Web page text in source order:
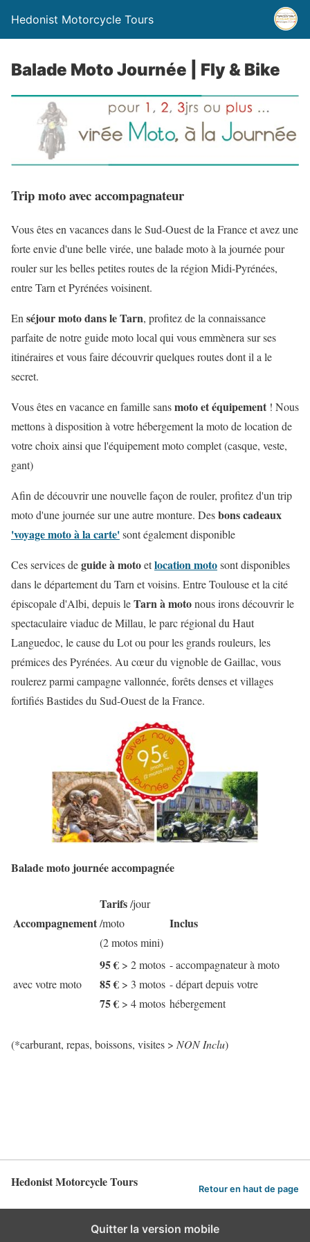
Hedonist Motorcycle Tours
Balade Moto Journée | Fly & Bike
Trip moto avec accompagnateur
Vous êtes en vacances dans le Sud-Ouest de la France et avez une
forte envie d'une belle virée, une balade moto à la journée pour
rouler sur les belles petites routes de la région Midi-Pyrénées,
entre Tarn et Pyrénées voisinent.
En séjour moto dans le Tarn, profitez de la connaissance
parfaite de notre guide moto local qui vous emmènera sur ses
itinéraires et vous faire découvrir quelques routes dont il a le
secret.
Vous êtes en vacance en famille sansmoto et équipement ! Nous
mettons à disposition à votre hébergement la moto de location de
votre choix ainsi que l'équipement moto complet (casque, veste,
gant)
Afin de découvrir une nouvelle façon de rouler, profitez d'un trip
moto d'une journée sur une autre monture. Desbons cadeaux
'voyage moto à la carte'sont également disponible
Ces services deguide à motoetlocation motosont disponibles
dans le département du Tarn et voisins. Entre Toulouse et la cité
épiscopale d'Albi, depuis leTarn à motonous irons découvrir le
spectaculaire viaduc de Millau, le parc régional du Haut
Languedoc, le cause du Lot ou pour les grands rouleurs, les
prémices des Pyrénées. Au cœur du vignoble de Gaillac, vous
roulerez parmi campagne vallonnée, forêts denses et villages
fortifiés Bastides du Sud-Ouest de la France.
Balade moto journée accompagnée
Accompagnement
Tarifs/jour
/moto
(2 motos mini)
Inclus
avec votre moto
95 € > 2 motos
85 € > 3 motos
75 € > 4 motos
- accompagnateur à moto
- départ depuis votre
hébergement
(*carburant, repas, boissons, visites > NON Inclu)
Hedonist Motorcycle Tours Retour en haut de page
Quitter la version mobile